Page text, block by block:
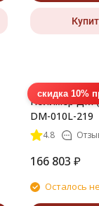
скидка 10%
Полимер ДМ
DM-010L-219
4.8
166 803 ₽
Осталось